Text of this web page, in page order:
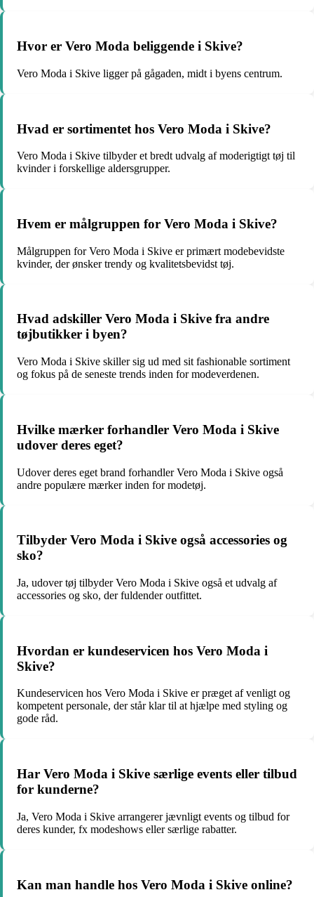
Hvor er Vero Moda beliggende i Skive?
Vero Moda i Skive ligger på gågaden, midt i byens centrum.
Hvad er sortimentet hos Vero Moda i Skive?
Vero Moda i Skive tilbyder et bredt udvalg af moderigtigt tøj til
kvinder i forskellige aldersgrupper.
Hvem er målgruppen for Vero Moda i Skive?
Målgruppen for Vero Moda i Skive er primært modebevidste
kvinder, der ønsker trendy og kvalitetsbevidst tøj.
Hvad adskiller Vero Moda i Skive fra andre
tøjbutikker i byen?
Vero Moda i Skive skiller sig ud med sit fashionable sortiment
og fokus på de seneste trends inden for modeverdenen.
Hvilke mærker forhandler Vero Moda i Skive
udover deres eget?
Udover deres eget brand forhandler Vero Moda i Skive også
andre populære mærker inden for modetøj.
Tilbyder Vero Moda i Skive også accessories og
sko?
Ja, udover tøj tilbyder Vero Moda i Skive også et udvalg af
accessories og sko, der fuldender outfittet.
Hvordan er kundeservicen hos Vero Moda i
Skive?
Kundeservicen hos Vero Moda i Skive er præget af venligt og
kompetent personale, der står klar til at hjælpe med styling og
gode råd.
Har Vero Moda i Skive særlige events eller tilbud
for kunderne?
Ja, Vero Moda i Skive arrangerer jævnligt events og tilbud for
deres kunder, fx modeshows eller særlige rabatter.
Kan man handle hos Vero Moda i Skive online?